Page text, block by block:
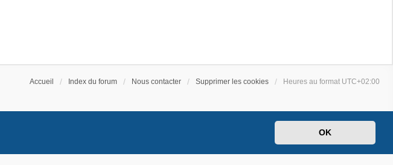
OK
Accueil Index du forum Nous contacter Supprimer les cookies Heures au format UTC+02:00